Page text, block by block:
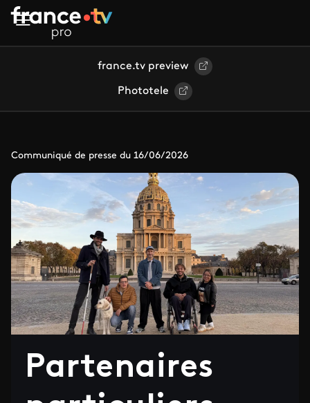
Aller au contenu principal
france.tv preview
Phototele
Communiqué de presse du 16/06/2026
Partenaires